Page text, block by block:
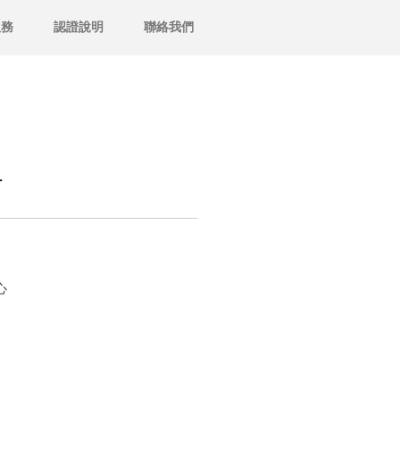
認證說明 聯絡我們